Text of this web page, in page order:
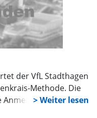
der VfL Stadthagen
Methode. Die
Anmeldung ist bei der